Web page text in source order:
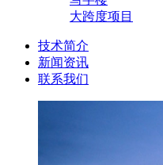
大跨度项目
技术简介
新闻资讯
联系我们